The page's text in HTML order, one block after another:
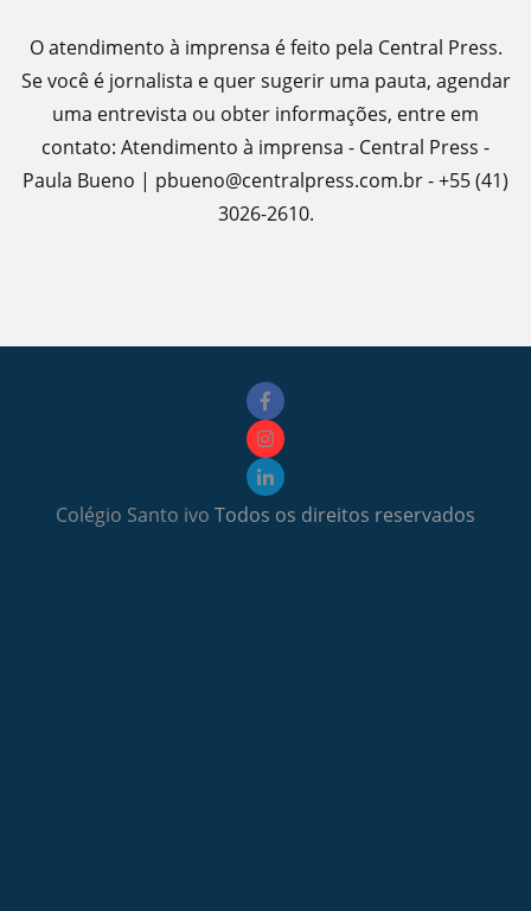
O atendimento à imprensa é feito pela Central Press.
Se você é jornalista e quer sugerir uma pauta, agendar
uma entrevista ou obter informações, entre em
contato: Atendimento à imprensa - Central Press -
Paula Bueno | pbueno@centralpress.com.br - +55 (41)
3026-2610.
Colégio Santo ivo Todos os direitos reservados